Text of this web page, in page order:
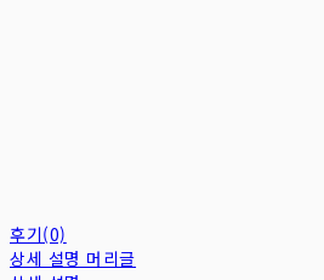
후기(0)
상세 설명 머리글